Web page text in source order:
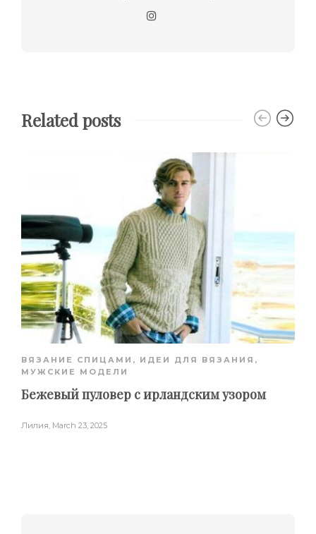
Related posts
ВЯЗАНИЕ СПИЦАМИ , ИДЕИ ДЛЯ ВЯЗАНИЯ ,
МУЖСКИЕ МОДЕЛИ
Бежевый пуловер с ирландским узором
Лилия, March 23, 2025